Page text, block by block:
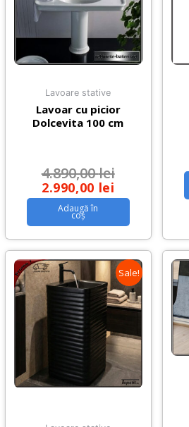
Lavoare stative
Lavoar cu picior
Dolcevita 100 cm
4.890,00lei
2.990,00 lei
Adaugă în
coș
Sale!